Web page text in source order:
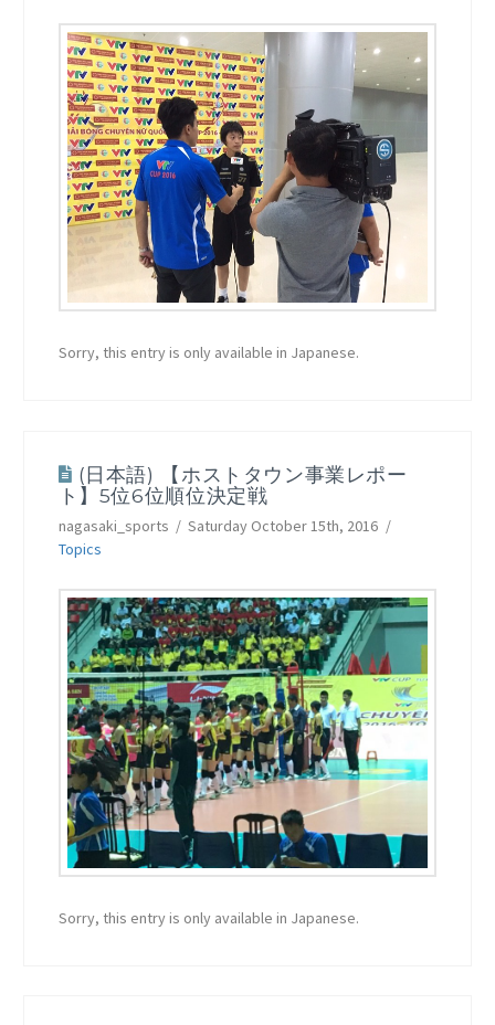
Sorry, this entry is only available in Japanese.
(日本語) 【ホストタウン事業レポー
ト】5位6位順位決定戦
nagasaki_sports
Saturday October 15th, 2016
Topics
Sorry, this entry is only available in Japanese.